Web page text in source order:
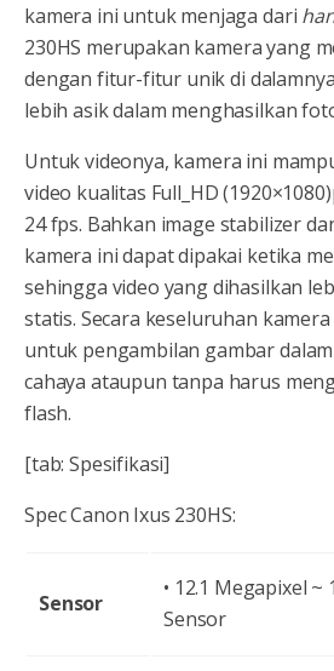
kamera ini untuk menjaga dari
230HS merupakan kamera yang
dengan fitur-fitur unik di
lebih asik dalam menghasilkan
Untuk videonya, kamera ini
video kualitas Full_HD
24 fps. Bahkan image stabilizer
kamera ini dapat dipakai ketika
sehingga video yang dihasilkan
statis. Secara keseluruhan
untuk pengambilan gambar
cahaya ataupun tanpa harus
flash.
[tab: Spesifikasi]
Spec Canon Ixus 230HS:
Sensor
• 12.1 Megapixel ~
Sensor